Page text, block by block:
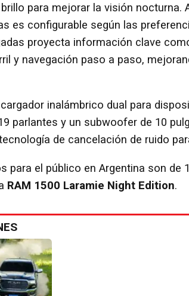
para mejorar la visión nocturna.
es configurable según las
proyecta información clave
y navegación paso a paso,
inalámbrico dual para
parlantes y un subwoofer de 10
de cancelación de ruido
para el público en Argentina son de
RAM 1500 Laramie Night Edition.